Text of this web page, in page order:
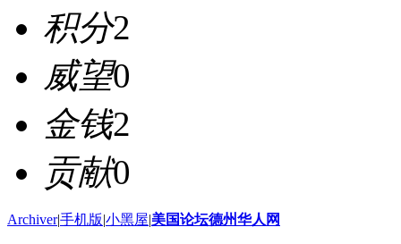
积分2
威望0
金钱2
贡献0
Archiver|手机版|小黑屋|美国论坛德州华人网